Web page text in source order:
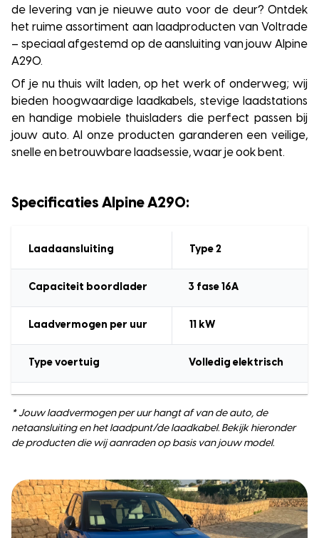
de levering van je nieuwe auto voor de deur? Ontdek
het ruime assortiment aan laadproducten van Voltrade
– speciaal afgestemd op de aansluiting van jouw Alpine
A290.
Of je nu thuis wilt laden, op het werk of onderweg; wij
bieden hoogwaardige laadkabels, stevige laadstations
en handige mobiele thuisladers die perfect passen bij
jouw auto. Al onze producten garanderen een veilige,
snelle en betrouwbare laadsessie, waar je ook bent.
Specificaties Alpine A290:
Laadaansluiting Type 2
Capaciteit boordlader 3 fase 16A
Laadvermogen per uur 11 kW
Type voertuig Volledig elektrisch
* Jouw laadvermogen per uur hangt af van de auto, de
netaansluiting en het laadpunt/de laadkabel. Bekijk hieronder
de producten die wij aanraden op basis van jouw model.